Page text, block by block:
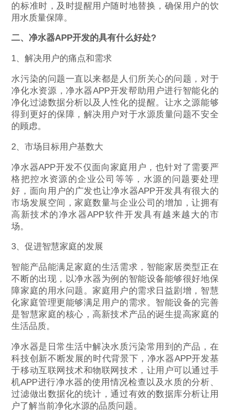
的标准时，及时提醒用户随时地替换，确保用户的饮
用水质量保障。
二、净水器APP开发的具有什么好处?
1、解决用户的痛点和需求
水污染的问题一直以来都是人们所关心的问题，对于
净化水资源，净水器APP开发帮助用户进行智能化的
净化过滤数据分析以及人性化的提醒。让水之源能够
得到更好的保障，解决用户对于水源质量问题不安全
的顾虑。
2、市场目标用户基数大
净水器APP开发不仅面向家庭用户，也针对了需要严
格把控水资源的企业公司等等，水源的问题要处理
好，面向用户的广发也让净水器APP开发具有很大的
市场发展空间，家庭数量与企业公司的增加，让拥有
高新技术的净水器APP软件开发具有越来越大的市
场。
3、促进智慧家庭的发展
智能产品能满足家庭的生活需求，智能家居类型正在
不断的出现，以净水器为例的智能设备能够很好地保
障家庭的用水问题。家庭用户的需求日益剧增，智慧
化家庭管理更能够满足用户的需求。智能设备的完善
是智慧家庭的核心，高新技术产品的诞生提高家庭的
生活品质。
净水器是日常生活中解决水质污染常用到的产品，在
科技创新不断发展的时代背景下，净水器APP开发基
于移动互联网技术和物联网技术，让用户可以通过手
机APP进行净水器的使用情况检查以及水质的分析、
过滤做出数据化的统计，通过有效的数据库分析让用
户了解当前净化水源的品质问题。